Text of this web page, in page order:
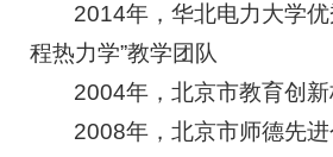
2014年，华北电力大学优
程热力学”教学团队
2004年，北京市教育创
2008年，北京市师德先